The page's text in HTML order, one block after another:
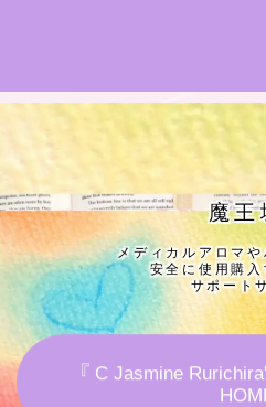
公式ウェブサイト『
Cジャスミン瑠璃地楽の主
プロフィール
アロマハーブアンケート
おすすめ商品＆レビュー
魔王
メディカルアロマ
安全に使用購
サポート
『 C Jasmine